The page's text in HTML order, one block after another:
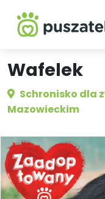
Wafelek
Schronisko dla
Mazowieckim